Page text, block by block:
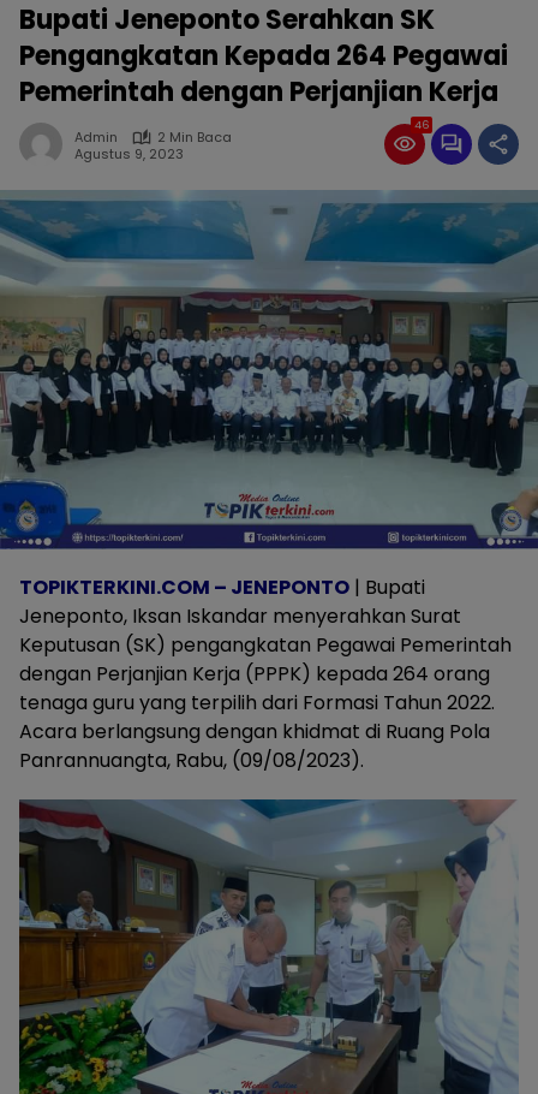
Bupati Jeneponto Serahkan SK
Pengangkatan Kepada 264 Pegawai
Pemerintah dengan Perjanjian Kerja
Admin
2 Min Baca
Agustus 9, 2023
46
TOPIKTERKINI.COM – JENEPONTO | Bupati
Jeneponto, Iksan Iskandar menyerahkan Surat
Keputusan (SK) pengangkatan Pegawai Pemerintah
dengan Perjanjian Kerja (PPPK) kepada 264 orang
tenaga guru yang terpilih dari Formasi Tahun 2022.
Acara berlangsung dengan khidmat di Ruang Pola
Panrannuangta, Rabu, (09/08/2023).